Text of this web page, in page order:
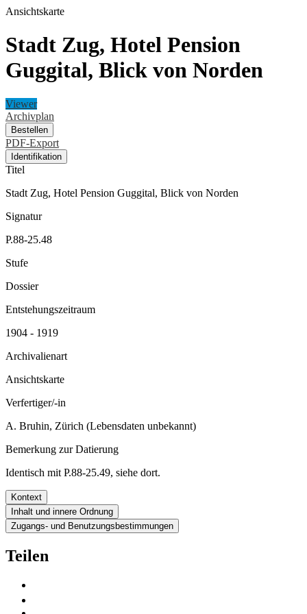
Ansichtskarte
Stadt Zug, Hotel Pension
Guggital, Blick von Norden
Viewer
Archivplan
Bestellen
PDF-Export
Identifikation
Titel
Stadt Zug, Hotel Pension Guggital, Blick von Norden
Signatur
P.88-25.48
Stufe
Dossier
Entstehungszeitraum
1904 - 1919
Archivalienart
Ansichtskarte
Verfertiger/-in
A. Bruhin, Zürich (Lebensdaten unbekannt)
Bemerkung zur Datierung
Identisch mit P.88-25.49, siehe dort.
Kontext
Inhalt und innere Ordnung
Zugangs- und Benutzungsbestimmungen
Teilen